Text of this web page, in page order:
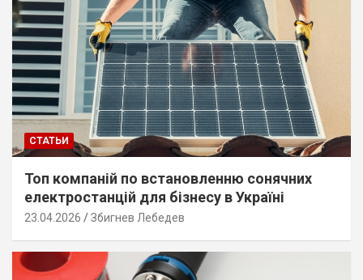
СТАТЬИ
Топ компаній по встановленню сонячних
електростанцій для бізнесу в Україні
23.04.2026 Збигнев Лебедев